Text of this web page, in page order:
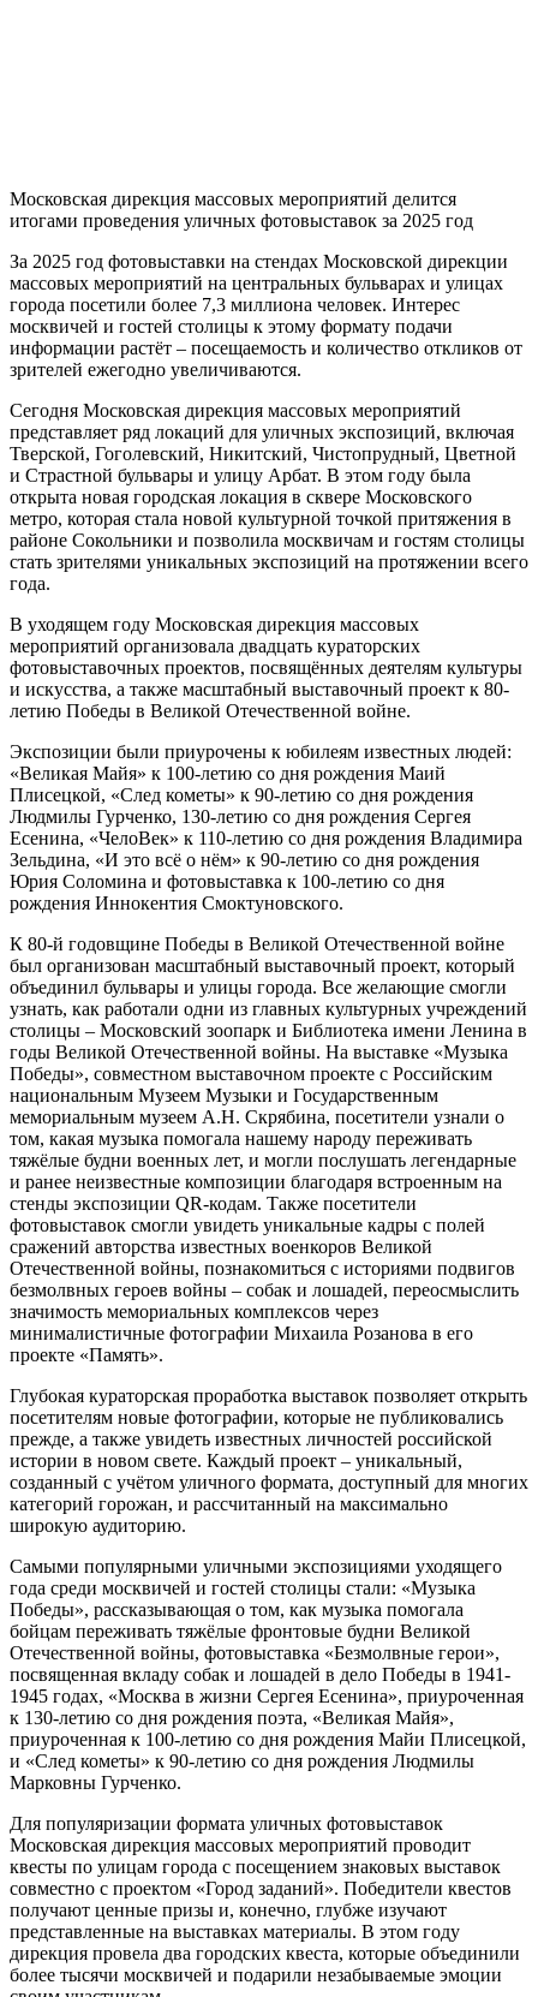
Московская дирекция массовых мероприятий делится
итогами проведения уличных фотовыставок за 2025 год
За 2025 год фотовыставки на стендах Московской дирекции
массовых мероприятий на центральных бульварах и улицах
города посетили более 7,3 миллиона человек. Интерес
москвичей и гостей столицы к этому формату подачи
информации растёт – посещаемость и количество откликов от
зрителей ежегодно увеличиваются.
Сегодня Московская дирекция массовых мероприятий
представляет ряд локаций для уличных экспозиций, включая
Тверской, Гоголевский, Никитский, Чистопрудный, Цветной
и Страстной бульвары и улицу Арбат. В этом году была
открыта новая городская локация в сквере Московского
метро, которая стала новой культурной точкой притяжения в
районе Сокольники и позволила москвичам и гостям столицы
стать зрителями уникальных экспозиций на протяжении всего
года.
В уходящем году Московская дирекция массовых
мероприятий организовала двадцать кураторских
фотовыставочных проектов, посвящённых деятелям культуры
и искусства, а также масштабный выставочный проект к 80-
летию Победы в Великой Отечественной войне.
Экспозиции были приурочены к юбилеям известных людей:
«Великая Майя» к 100-летию со дня рождения Маий
Плисецкой, «След кометы» к 90-летию со дня рождения
Людмилы Гурченко, 130-летию со дня рождения Сергея
Есенина, «ЧелоВек» к 110-летию со дня рождения Владимира
Зельдина, «И это всё о нём» к 90-летию со дня рождения
Юрия Соломина и фотовыставка к 100-летию со дня
рождения Иннокентия Смоктуновского.
К 80-й годовщине Победы в Великой Отечественной войне
был организован масштабный выставочный проект, который
объединил бульвары и улицы города. Все желающие смогли
узнать, как работали одни из главных культурных учреждений
столицы – Московский зоопарк и Библиотека имени Ленина в
годы Великой Отечественной войны. На выставке «Музыка
Победы», совместном выставочном проекте с Российским
национальным Музеем Музыки и Государственным
мемориальным музеем А.Н. Скрябина, посетители узнали о
том, какая музыка помогала нашему народу переживать
тяжёлые будни военных лет, и могли послушать легендарные
и ранее неизвестные композиции благодаря встроенным на
стенды экспозиции QR-кодам. Также посетители
фотовыставок смогли увидеть уникальные кадры с полей
сражений авторства известных военкоров Великой
Отечественной войны, познакомиться с историями подвигов
безмолвных героев войны – собак и лошадей, переосмыслить
значимость мемориальных комплексов через
минималистичные фотографии Михаила Розанова в его
проекте «Память».
Глубокая кураторская проработка выставок позволяет открыть
посетителям новые фотографии, которые не публиковались
прежде, а также увидеть известных личностей российской
истории в новом свете. Каждый проект – уникальный,
созданный с учётом уличного формата, доступный для многих
категорий горожан, и рассчитанный на максимально
широкую аудиторию.
Самыми популярными уличными экспозициями уходящего
года среди москвичей и гостей столицы стали: «Музыка
Победы», рассказывающая о том, как музыка помогала
бойцам переживать тяжёлые фронтовые будни Великой
Отечественной войны, фотовыставка «Безмолвные герои»,
посвященная вкладу собак и лошадей в дело Победы в 1941-
1945 годах, «Москва в жизни Сергея Есенина», приуроченная
к 130-летию со дня рождения поэта, «Великая Майя»,
приуроченная к 100-летию со дня рождения Майи Плисецкой,
и «След кометы» к 90-летию со дня рождения Людмилы
Марковны Гурченко.
Для популяризации формата уличных фотовыставок
Московская дирекция массовых мероприятий проводит
квесты по улицам города с посещением знаковых выставок
совместно с проектом «Город заданий». Победители квестов
получают ценные призы и, конечно, глубже изучают
представленные на выставках материалы. В этом году
дирекция провела два городских квеста, которые объединили
более тысячи москвичей и подарили незабываемые эмоции